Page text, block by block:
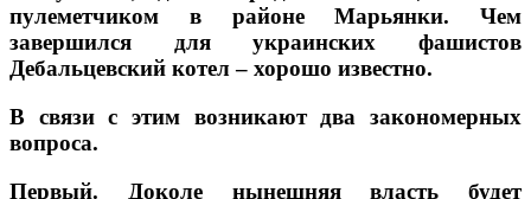
пулеметчиком в районе Марьянки. Чем
завершился для украинских фашистов
Дебальцевский котел – хорошо известно.
В связи с этим возникают два закономерных
вопроса.
Первый. Доколе нынешняя власть будет